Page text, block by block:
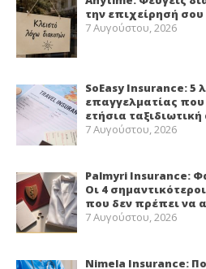
την επιχείρησή σου
7 Αυγούστου, 2026
SoEasy Insurance: 5
επαγγελματίας που
ετήσια
7 Αυγούστου, 2026
Palmyri Insurance:
Οι 4
που δεν πρέπει να
7 Αυγούστου, 2026
Nimela Insurance: